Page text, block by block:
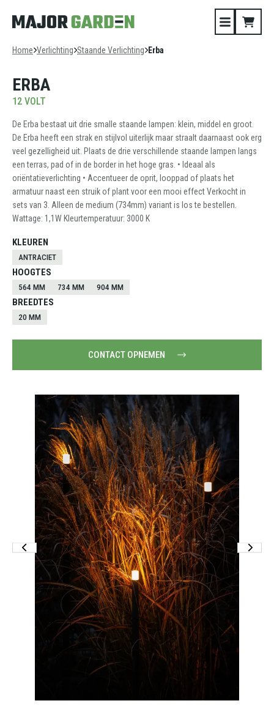
Home Verlichting Staande Verlichting Erba
ERBA
12 VOLT
De Erba bestaat uit drie smalle staande lampen: klein, middel en groot.
De Erba heeft een strak en stijlvol uiterlijk maar straalt daarnaast ook erg
veel gezelligheid uit. Plaats de drie verschillende staande lampen langs
een terras, pad of in de border in het hoge gras. • Ideaal als
oriëntatieverlichting • Accentueer de oprit, looppad of plaats het
armatuur naast een struik of plant voor een mooi effect Verkocht in
sets van 3. Alleen de medium (734mm) variant is los te bestellen.
Wattage: 1,1W Kleurtemperatuur: 3000 K
KLEUREN
ANTRACIET
HOOGTES
564 MM 734 MM 904 MM
BREEDTES
20 MM
CONTACT OPNEMEN